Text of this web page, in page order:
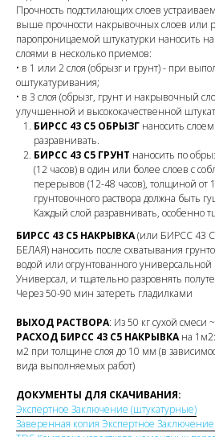
Прочность подстилающих слоев
выше прочности накрывочных слоев или
паропроницаемой штукатурки наносить
слоями в несколько приемов:
• в 1 или 2 слоя (обрызг и грунт) - при
оштукатуривания;
• в 3 слоя (обрызг, грунт и накрывочный
улучшенной и высококачественной
БИРСС 43 С5 ОБРЫЗГ наносить
разравнивать.
БИРСС 43 С5 ГРУНТ наносить по
(12 часов) в один или более слоев с
перерывов (12-48 часов), толщиной от
грунтовочного раствора должна быть
Каждый слой разравнивать, особенно
БИРСС 43 С5 НАКРЫВКА(или БИРСС 43
БЕЛАЯ) наносить после схватывания
водой или огрунтованного
Универсал, и тщательно разровнять
Через 50-90 мин затереть гладилками
ВЫХОД РАСТВОРА: Из 50 кг сухой смеси
РАСХОД БИРСС 43 С5 НАКРЫВКАна
м2 при толщине слоя до 10 мм (в
вида выполняемых работ)
ДОКУМЕНТЫ ДЛЯ СКАЧИВАНИЯ:
Экспертное Заключение (штукатурные)
Заверенная копия Экспертное